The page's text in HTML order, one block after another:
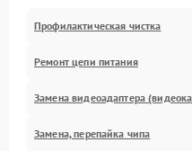
Профилактическая чистка
Ремонт цепи питания
Замена видеоадаптера
Замена, перепайка чипа